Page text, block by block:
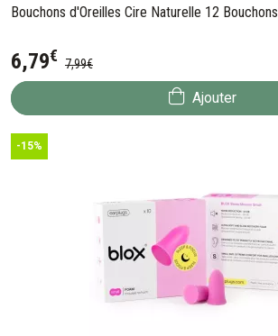
Bouchons d'Oreilles Cire Naturelle 12 Bouchons
6,79€ 7,99€
Ajouter
-15%